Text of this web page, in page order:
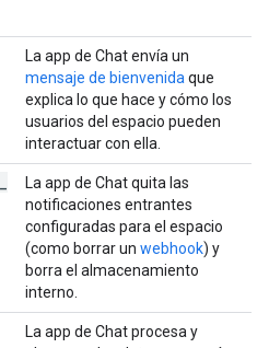
La app de Chat envía un
mensaje de bienvenida que
explica lo que hace y cómo los
usuarios del espacio pueden
interactuar con ella.
La app de Chat quita las
notificaciones entrantes
configuradas para el espacio
(como borrar un webhook) y
borra el almacenamiento
interno.
La app de Chat procesa y